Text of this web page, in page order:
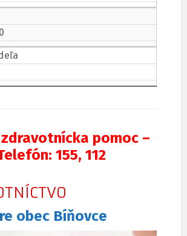
zdravotnícka pomoc –
155, 112
obec Bíňovce